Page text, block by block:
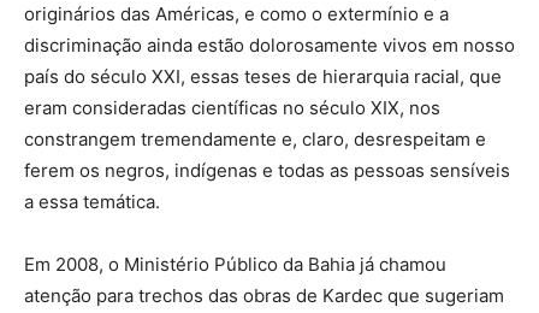
originários das Américas, e como o extermínio e a
discriminação ainda estão dolorosamente vivos em nosso
país do século XXI, essas teses de hierarquia racial, que
eram consideradas científicas no século XIX, nos
constrangem tremendamente e, claro, desrespeitam e
ferem os negros, indígenas e todas as pessoas sensíveis
a essa temática.
Em 2008, o Ministério Público da Bahia já chamou
atenção para trechos das obras de Kardec que sugeriam